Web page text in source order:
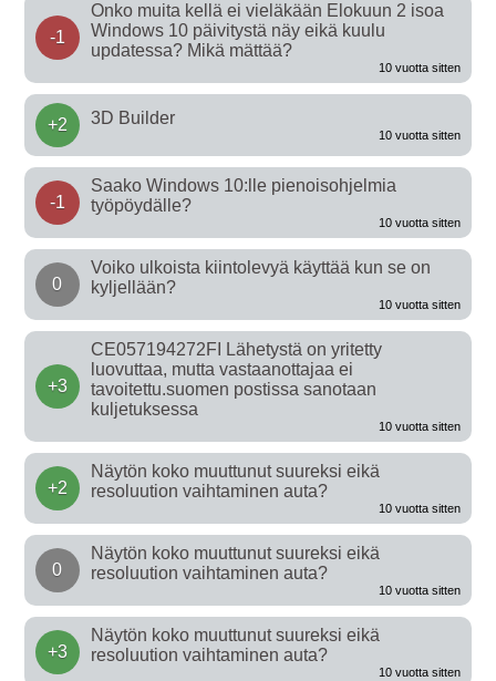
-1
Onko muita kellä ei vieläkään Elokuun 2 isoa
Windows 10 päivitystä näy eikä kuulu
updatessa? Mikä mättää?
10 vuotta sitten
+2 3D Builder
10 vuotta sitten
-1
Saako Windows 10:lle pienoisohjelmia
työpöydälle?
10 vuotta sitten
0
Voiko ulkoista kiintolevyä käyttää kun se on
kyljellään?
10 vuotta sitten
+3
CE057194272FI Lähetystä on yritetty
luovuttaa, mutta vastaanottajaa ei
tavoitettu.suomen postissa sanotaan
kuljetuksessa
10 vuotta sitten
+2
Näytön koko muuttunut suureksi eikä
resoluution vaihtaminen auta?
10 vuotta sitten
0
Näytön koko muuttunut suureksi eikä
resoluution vaihtaminen auta?
10 vuotta sitten
+3
Näytön koko muuttunut suureksi eikä
resoluution vaihtaminen auta?
10 vuotta sitten